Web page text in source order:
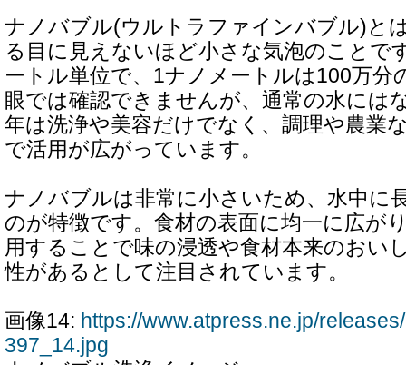
ナノバブル(ウルトラファインバブル)と
る目に見えないほど小さな気泡のことで
ートル単位で、1ナノメートルは100万分
眼では確認できませんが、通常の水には
年は洗浄や美容だけでなく、調理や農業
で活用が広がっています。
ナノバブルは非常に小さいため、水中に
のが特徴です。食材の表面に均一に広が
用することで味の浸透や食材本来のおい
性があるとして注目されています。
画像14: https://www.atpress.ne.jp/
397_14.jpg